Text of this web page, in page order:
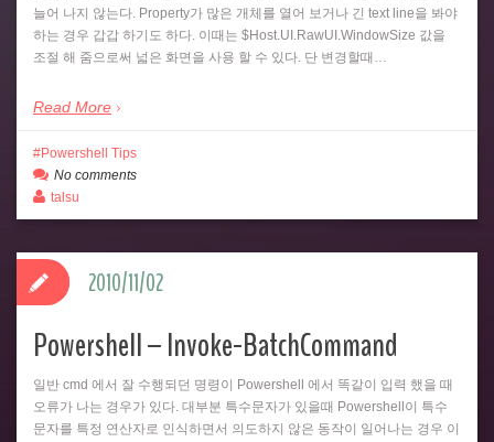
늘어 나지 않는다. Property가 많은 개체를 열어 보거나 긴 text line을 봐야
하는 경우 갑갑 하기도 하다. 이때는 $Host.UI.RawUI.WindowSize 값을
조절 해 줌으로써 넓은 화면을 사용 할 수 있다. 단 변경할때…
Read More
Powershell Tips
No comments
talsu
Powershell – Invoke-BatchCommand
일반 cmd 에서 잘 수행되던 명령이 Powershell 에서 똑같이 입력 했을 때
오류가 나는 경우가 있다. 대부분 특수문자가 있을때 Powershell이 특수
문자를 특정 연산자로 인식하면서 의도하지 않은 동작이 일어나는 경우 이
2010/11/02